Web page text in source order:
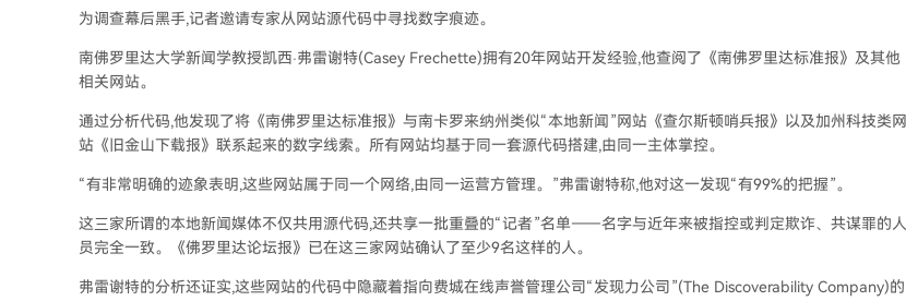
为调查幕后黑手,记者邀请专家从网站源代码中寻找数字痕迹。
南佛罗里达大学新闻学教授凯西·弗雷谢特(Casey Frechette)拥有20年网站开发经验,他查阅了《南佛罗里达标准报》及其他
相关网站。
通过分析代码,他发现了将《南佛罗里达标准报》与南卡罗来纳州类似“本地新闻”网站《查尔斯顿哨兵报》以及加州科技类网
站《旧金山下载报》联系起来的数字线索。所有网站均基于同一套源代码搭建,由同一主体掌控。
“有非常明确的迹象表明,这些网站属于同一个网络,由同一运营方管理。”弗雷谢特称,他对这一发现“有99%的把握”。
这三家所谓的本地新闻媒体不仅共用源代码,还共享一批重叠的“记者”名单——名字与近年来被指控或判定欺诈、共谋罪的人
员完全一致。《佛罗里达论坛报》已在这三家网站确认了至少9名这样的人。
弗雷谢特的分析还证实,这些网站的代码中隐藏着指向费城在线声誉管理公司“发现力公司”(The Discoverability Company)的